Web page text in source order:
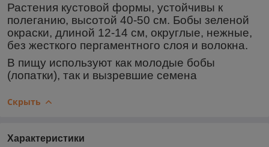
Растения кустовой формы, устойчивы к
полеганию, высотой 40-50 см. Бобы зеленой
окраски, длиной 12-14 см, округлые, нежные,
без жесткого пергаментного слоя и волокна.
В пищу используют как молодые бобы
(лопатки), так и вызревшие семена
Скрыть
Характеристики